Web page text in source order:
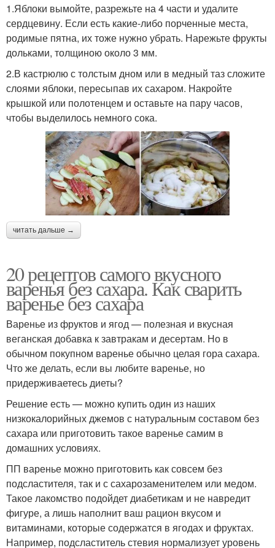
1.Яблоки вымойте, разрежьте на 4 части и удалите
сердцевину. Если есть какие-либо порченные места,
родимые пятна, их тоже нужно убрать. Нарежьте фрукты
дольками, толщиною около 3 мм.
2.В кастрюлю с толстым дном или в медный таз сложите
слоями яблоки, пересыпав их сахаром. Накройте
крышкой или полотенцем и оставьте на пару часов,
чтобы выделилось немного сока.
читать дальше →
20 рецептов самого вкусного
варенья без сахара. Как сварить
варенье без сахара
Варенье из фруктов и ягод — полезная и вкусная
веганская добавка к завтракам и десертам. Но в
обычном покупном варенье обычно целая гора сахара.
Что же делать, если вы любите варенье, но
придерживаетесь диеты?
Решение есть — можно купить один из наших
низкокалорийных джемов с натуральным составом без
сахара или приготовить такое варенье самим в
домашних условиях.
ПП варенье можно приготовить как совсем без
подсластителя, так и с сахарозаменителем или медом.
Такое лакомство подойдет диабетикам и не навредит
фигуре, а лишь наполнит ваш рацион вкусом и
витаминами, которые содержатся в ягодах и фруктах.
Например, подсластитель стевия нормализует уровень